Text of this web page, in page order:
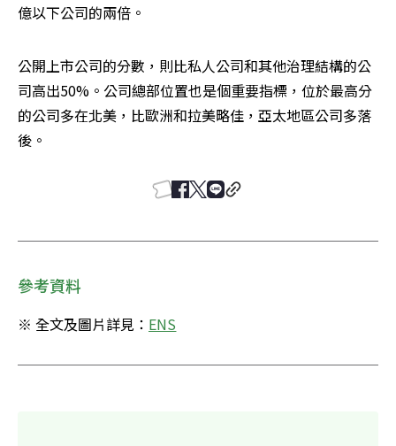
億以下公司的兩倍。
公開上市公司的分數，則比私人公司和其他治理結構的公
司高出50%。公司總部位置也是個重要指標，位於最高分
的公司多在北美，比歐洲和拉美略佳，亞太地區公司多落
後。
參考資料
※ 全文及圖片詳見： ENS